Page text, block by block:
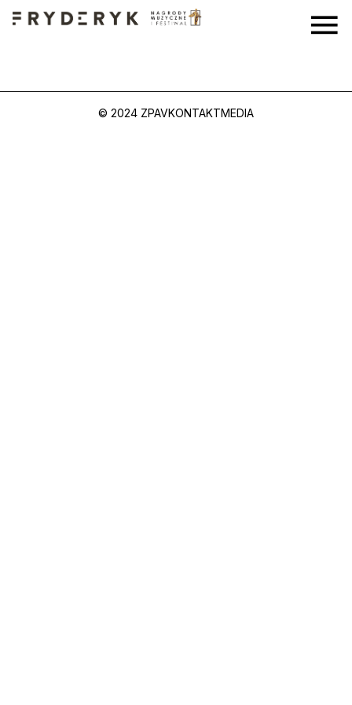
© 2024 ZPAVKONTAKTMEDIA